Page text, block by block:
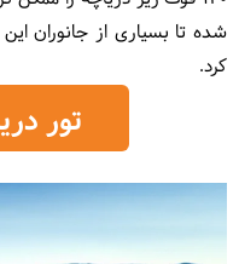
شده تا بسیاری از جانوران
کرد.
تور